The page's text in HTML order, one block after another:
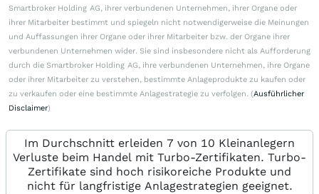
Smartbroker Holding AG, ihrer verbundenen Unternehmen, ihrer Organe oder
ihrer Mitarbeiter bestimmt und spiegeln nicht notwendigerweise die Meinungen
und Auffassungen ihrer Organe oder ihrer Mitarbeiter bzw. der Organe ihrer
verbundenen Unternehmen wider. Sie sind insbesondere nicht als Aufforderung
durch die Smartbroker Holding AG, ihre verbundenen Unternehmen, ihre Organe
oder ihrer Mitarbeiter zu verstehen, bestimmte Anlageprodukte zu kaufen oder
zu verkaufen oder eine bestimmte Anlagestrategie zu verfolgen. (Ausführlicher
Disclaimer)
Im Durchschnitt erleiden 7 von 10 Kleinanlegern
Verluste beim Handel mit Turbo-Zertifikaten. Turbo-
Zertifikate sind hoch risikoreiche Produkte und
nicht für langfristige Anlagestrategien geeignet.